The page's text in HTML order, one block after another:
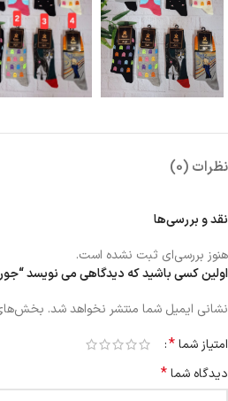
نظرات (0)
نقد و بررسی‌ها
هنوز بررسی‌ای ثبت نشده است.
اولین کسی باشید که دیدگاهی می نویسد “جوراب
نشانی ایمیل شما منتشر نخواهد شد. بخش‌های
امتیاز شما*
دیدگاه شما*